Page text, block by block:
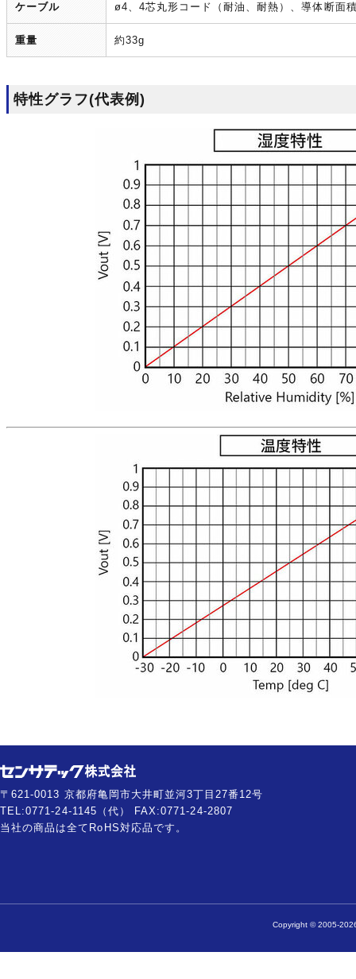
ケーブル ø4、4芯丸形コード（耐油、耐熱）、導体断面
重量 約33g
特性グラフ(代表例)
〒621-0013 京都府亀岡市大井町並河3丁目27番12号
TEL:0771-24-1145（代） FAX:0771-24-2807
当社の商品は全てRoHS対応品です。
Copyright © 2005-